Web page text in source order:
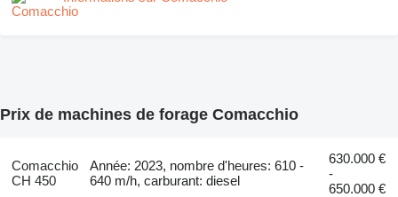
Prix de machines de forage Comacchio
Comacchio
CH 450
Année: 2023, nombre d'heures: 610 -
640 m/h, carburant: diesel
630.000 €
-
650.000 €